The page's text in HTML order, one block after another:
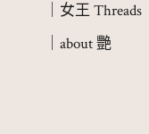
｜女王 Threads
｜about 艷